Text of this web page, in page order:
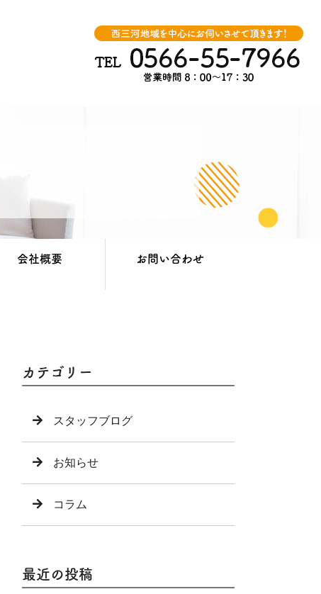
会社概要 お問い合わせ
カテゴリー
スタッフブログ
お知らせ
コラム
最近の投稿